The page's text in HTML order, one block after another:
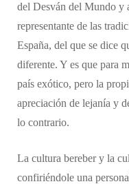
del Desván del Mundo y
representante de las
España, del que se dice
diferente. Y es que para
país exótico, pero la
apreciación de lejanía y
lo contrario.
La cultura bereber y la
confiriéndole una